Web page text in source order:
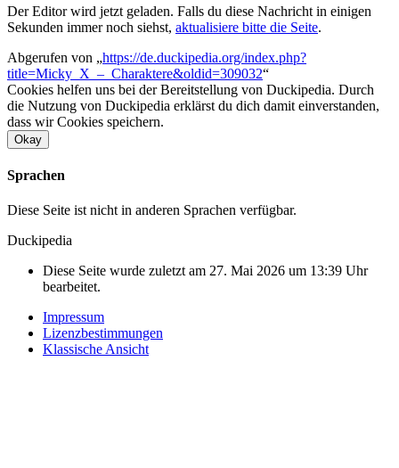
Der Editor wird jetzt geladen. Falls du diese Nachricht in einigen
Sekunden immer noch siehst, aktualisiere bitte die Seite.
Abgerufen von „https://de.duckipedia.org/index.php?
title=Micky_X_–_Charaktere&oldid=309032“
Cookies helfen uns bei der Bereitstellung von Duckipedia. Durch
die Nutzung von Duckipedia erklärst du dich damit einverstanden,
dass wir Cookies speichern.
Okay
Sprachen
Diese Seite ist nicht in anderen Sprachen verfügbar.
Duckipedia
Diese Seite wurde zuletzt am 27. Mai 2026 um 13:39 Uhr
bearbeitet.
Impressum
Lizenzbestimmungen
Klassische Ansicht